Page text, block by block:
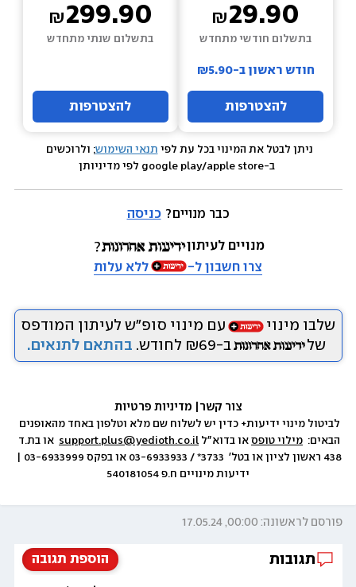
29.90
בתשלום חודשי מתחדש
חודש ראשון ב-₪5.90
להצטרפות
299.90
בתשלום שנתי מתחדש
להצטרפות
ניתן לבטל את המינוי בכל עת לפי תנאי השימוש; ולרוכשים
כבר מנויים? כניסה
מנויים לעיתון
צרו חשבון ל-
ללא עלות
שלבו מינוי
עם מינוי סופ״ש לעיתון המודפס
של
ב-₪69 לחודש. בהתאם לתנאים.
צור קשר
הבאים: מילוי טופס או בדוא״ל support.plus@yedioth.co.il
ידיעות מינויים ח.פ 540181054
פורסם לראשונה: 00:00, 17.05.24
הוספת תגובה תגובות